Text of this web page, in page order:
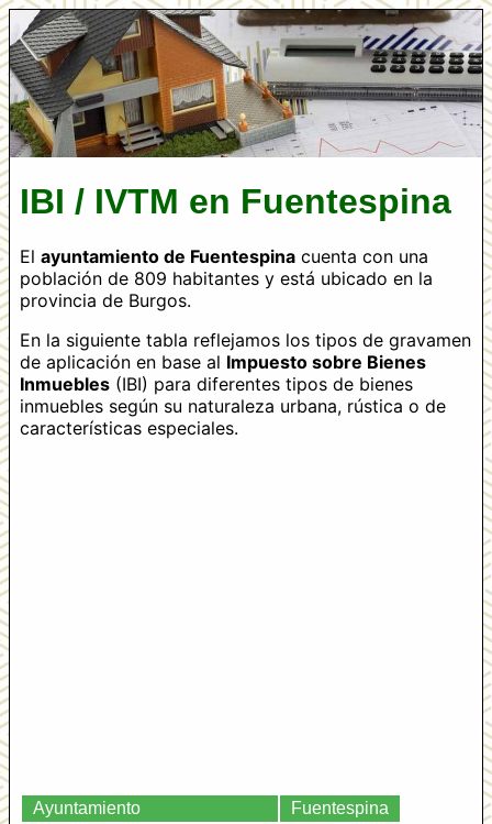
IBI / IVTM en Fuentespina
El ayuntamiento de Fuentespinacuenta con una
población de 809 habitantes y está ubicado en la
provincia de Burgos.
En la siguiente tabla reflejamos los tipos de gravamen
de aplicación en base al Impuesto sobre Bienes
Inmuebles(IBI) para diferentes tipos de bienes
inmuebles según su naturaleza urbana, rústica o de
características especiales.
Ayuntamiento
Fuentespina